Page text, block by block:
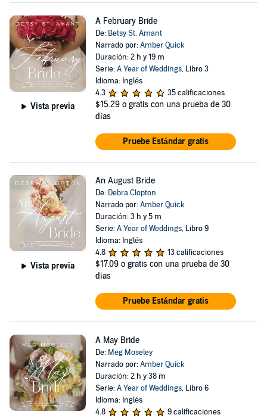
Vista previa
A February Bride
De: Betsy St. Amant
Narrado por:Amber Quick
Duración: 2 h y 19 m
Serie:A Year of Weddings, Libro 3
Idioma: Inglés
4.3
35 calificaciones
$15.29 o gratis con una prueba de 30
días
Pruebe Estándar gratis
Vista previa
An August Bride
De: Debra Clopton
Narrado por:Amber Quick
Duración: 3 h y 5 m
Serie:A Year of Weddings, Libro 9
Idioma: Inglés
4.8
13 calificaciones
$17.09 o gratis con una prueba de 30
días
Pruebe Estándar gratis
A May Bride
De: Meg Moseley
Narrado por:Amber Quick
Duración: 2 h y 38 m
Serie:A Year of Weddings, Libro 6
Idioma: Inglés
4.8
9 calificaciones